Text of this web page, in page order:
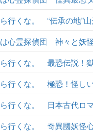
行くな。 “伝承の地”
心霊探偵団 神々と妖
行くな。 最恐伝説！
行くな。 極恐！怪し
行くな。 日本古代ロ
行くな。 奇異國妖怪